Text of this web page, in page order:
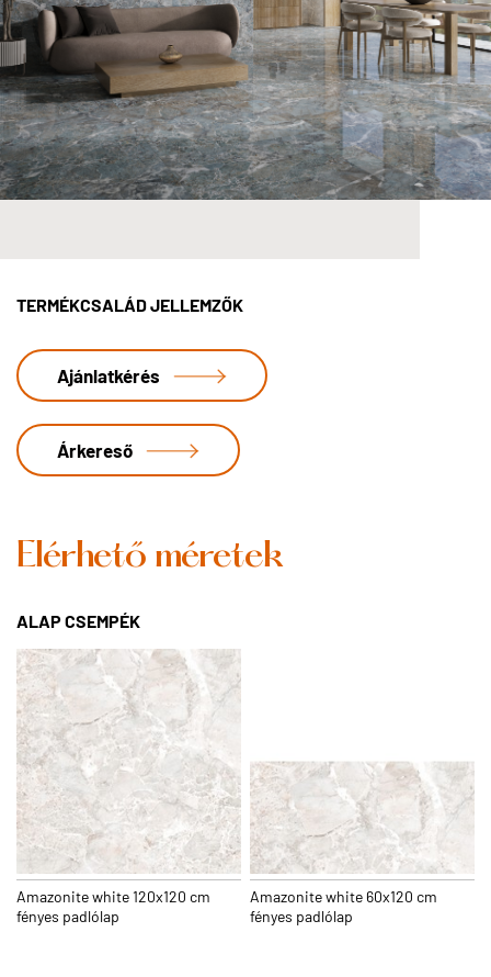
TERMÉKCSALÁD JELLEMZŐK
Ajánlatkérés
Árkereső
Elérhető méretek
ALAP CSEMPÉK
Amazonite white 120x120 cm
fényes padlólap
Amazonite white 60x120 cm
fényes padlólap